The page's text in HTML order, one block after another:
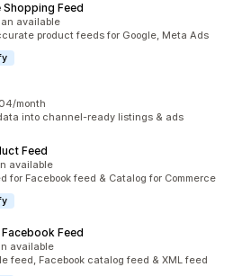
Shopping Feed
available
product feeds for Google, Meta Ads
month
into channel-ready listings & ads
Feed
available
for Facebook feed & Catalog for Commerce
Feed
available
feed, Facebook catalog feed & XML feed